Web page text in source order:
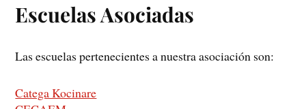
Escuelas Asociadas
Las escuelas pertenecientes a nuestra asociación son:
Catega Kocinare